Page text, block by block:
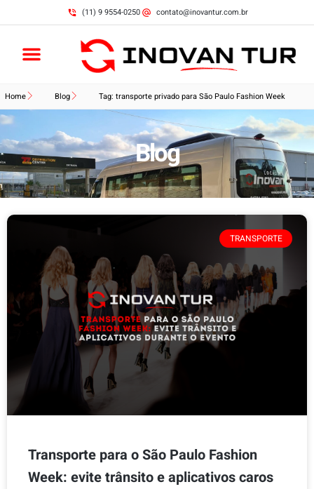
(11) 9 9554-0250 contato@inovantur.com.br
Home Blog Tag: transporte privado para São Paulo Fashion Week
Blog
TRANSPORTE
Transporte para o São Paulo Fashion
Week: evite trânsito e aplicativos caros